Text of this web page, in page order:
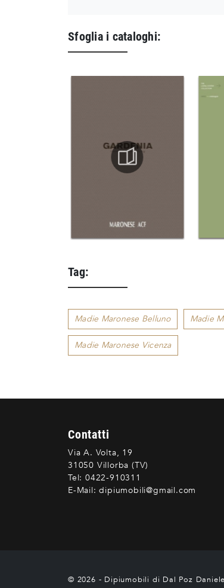
Sfoglia i cataloghi:
Tag:
Madie Maronese Belluno Madie
Madie Maronese Vicenza
Contatti
Via A. Volta, 19
31050 Villorba (TV)
Tel: 0422-910311
E-Mail: dipiumobili@gmail.com
© 2026 - Dipiumobili di Dal Poz